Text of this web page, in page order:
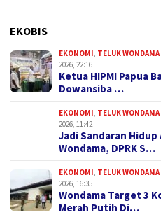
EKOBIS
EKONOMI TELUK WONDAMA
2026, 22:16
Ketua HIPMI Papua
Dowansiba …
EKONOMI TELUK WONDAMA
2026, 11:42
Jadi Sandaran Hidup
Wondama, DPRK S…
EKONOMI TELUK WONDAMA
2026, 16:35
Wondama Target 3
Merah Putih Di…